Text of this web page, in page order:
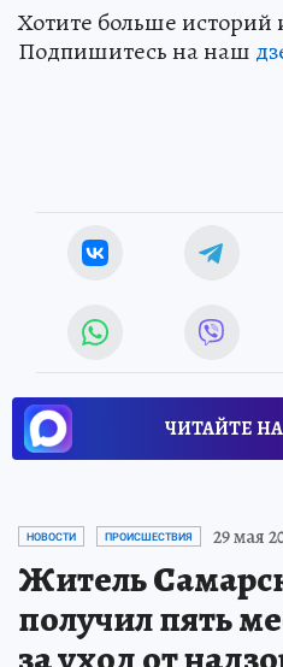
Хотите больше историй
Подпишитесь на наш
ЧИТАЙТЕ
НОВОСТИ ПРОИСШЕСТВИЯ 29 мая
Житель
получил пять